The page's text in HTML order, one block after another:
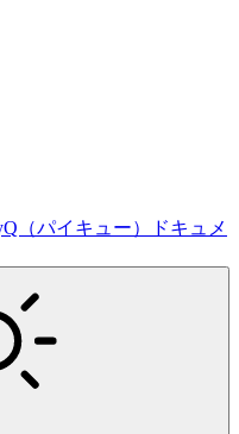
（パイキュー）ドキュメ